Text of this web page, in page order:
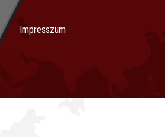
Impresszum